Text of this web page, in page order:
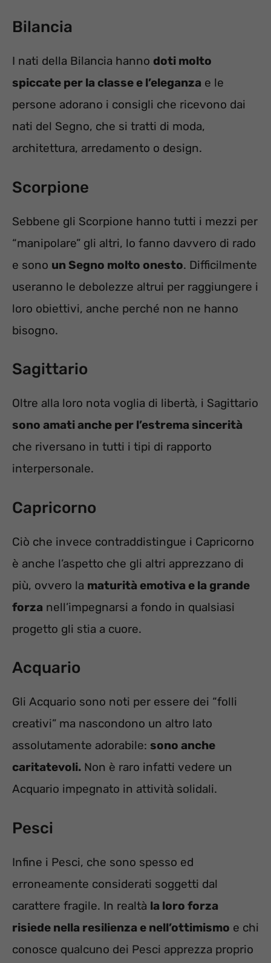
Bilancia
I nati della Bilancia hanno doti molto
spiccate per la classe e l’eleganza e le
persone adorano i consigli che ricevono dai
nati del Segno, che si tratti di moda,
architettura, arredamento o design.
Scorpione
Sebbene gli Scorpione hanno tutti i mezzi per
“manipolare” gli altri, lo fanno davvero di rado
e sono un Segno molto onesto. Difficilmente
useranno le debolezze altrui per raggiungere i
loro obiettivi, anche perché non ne hanno
bisogno.
Sagittario
Oltre alla loro nota voglia di libertà, i Sagittario
sono amati anche per l’estrema sincerità
che riversano in tutti i tipi di rapporto
interpersonale.
Capricorno
Ciò che invece contraddistingue i Capricorno
è anche l’aspetto che gli altri apprezzano di
più, ovvero la maturità emotiva e la grande
forza nell’impegnarsi a fondo in qualsiasi
progetto gli stia a cuore.
Acquario
Gli Acquario sono noti per essere dei “folli
creativi” ma nascondono un altro lato
assolutamente adorabile: sono anche
caritatevoli. Non è raro infatti vedere un
Acquario impegnato in attività solidali.
Pesci
Infine i Pesci, che sono spesso ed
erroneamente considerati soggetti dal
carattere fragile. In realtà la loro forza
risiede nella resilienza e nell’ottimismo e chi
conosce qualcuno dei Pesci apprezza proprio